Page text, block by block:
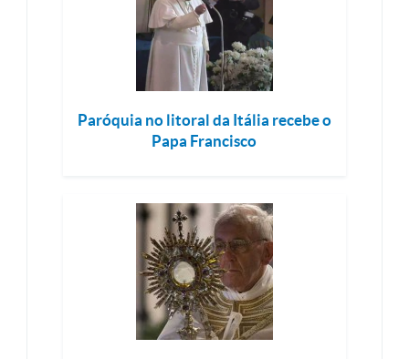
Paróquia no litoral da Itália recebe o
Papa Francisco